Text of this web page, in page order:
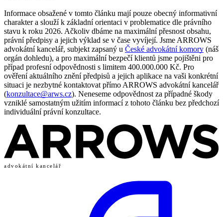
Informace obsažené v tomto článku mají pouze obecný informativní
charakter a slouží k základní orientaci v problematice dle právního
stavu k roku 2026. Ačkoliv dbáme na maximální přesnost obsahu,
právní předpisy a jejich výklad se v čase vyvíjejí. Jsme ARROWS
advokátní kancelář, subjekt zapsaný u České advokátní komory (náš
orgán dohledu), a pro maximální bezpečí klientů jsme pojištěni pro
případ profesní odpovědnosti s limitem 400.000.000 Kč. Pro
ověření aktuálního znění předpisů a jejich aplikace na vaši konkrétní
situaci je nezbytné kontaktovat přímo ARROWS advokátní kancelář
(konzultace@arws.cz). Neneseme odpovědnost za případné škody
vzniklé samostatným užitím informací z tohoto článku bez předchozí
individuální právní konzultace.
advokátní kancelář